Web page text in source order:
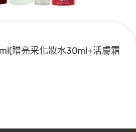
贈亮采化妝水30ml+活膚霜